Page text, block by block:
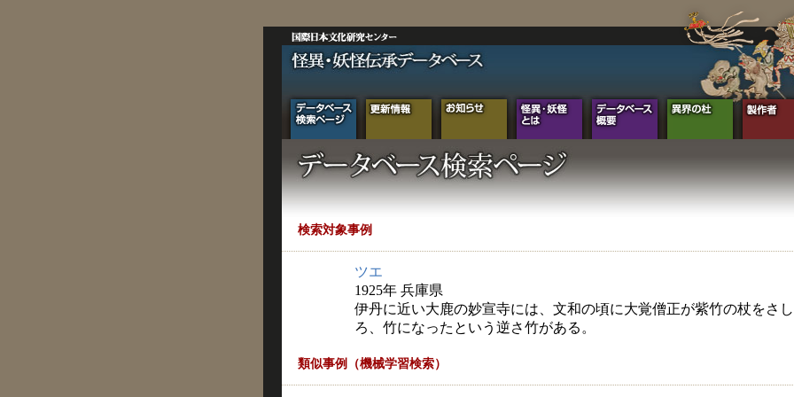
検索対象事例
ツエ
1925年 兵庫県
伊丹に近い大鹿の妙宣寺には、文和の頃に大覚僧正が紫竹の杖をさ
ろ、竹になったという逆さ竹がある。
類似事例（機械学習検索）